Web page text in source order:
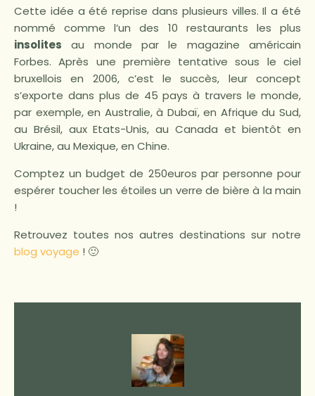
Cette idée a été reprise dans plusieurs villes. Il a été
nommé comme l’un des 10 restaurants les plus
insolites au monde par le magazine américain
Forbes. Après une première tentative sous le ciel
bruxellois en 2006, c’est le succès, leur concept
s’exporte dans plus de 45 pays à travers le monde,
par exemple, en Australie, à Dubaï, en Afrique du Sud,
au Brésil, aux Etats-Unis, au Canada et bientôt en
Ukraine, au Mexique, en Chine.
Comptez un budget de 250euros par personne pour
espérer toucher les étoiles un verre de bière à la main
!
Retrouvez toutes nos autres destinations sur notre
blog voyage ! 🙂